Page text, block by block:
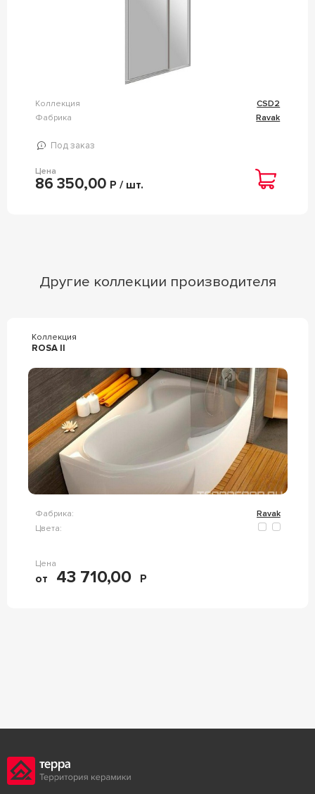
Коллекция
CSD2
Фабрика
Ravak
Под заказ
Цена
86 350,00 Р / шт.
Другие коллекции производителя
Коллекция
ROSA II
Фабрика:
Ravak
Цвета:
Цена
от 43 710,00 Р